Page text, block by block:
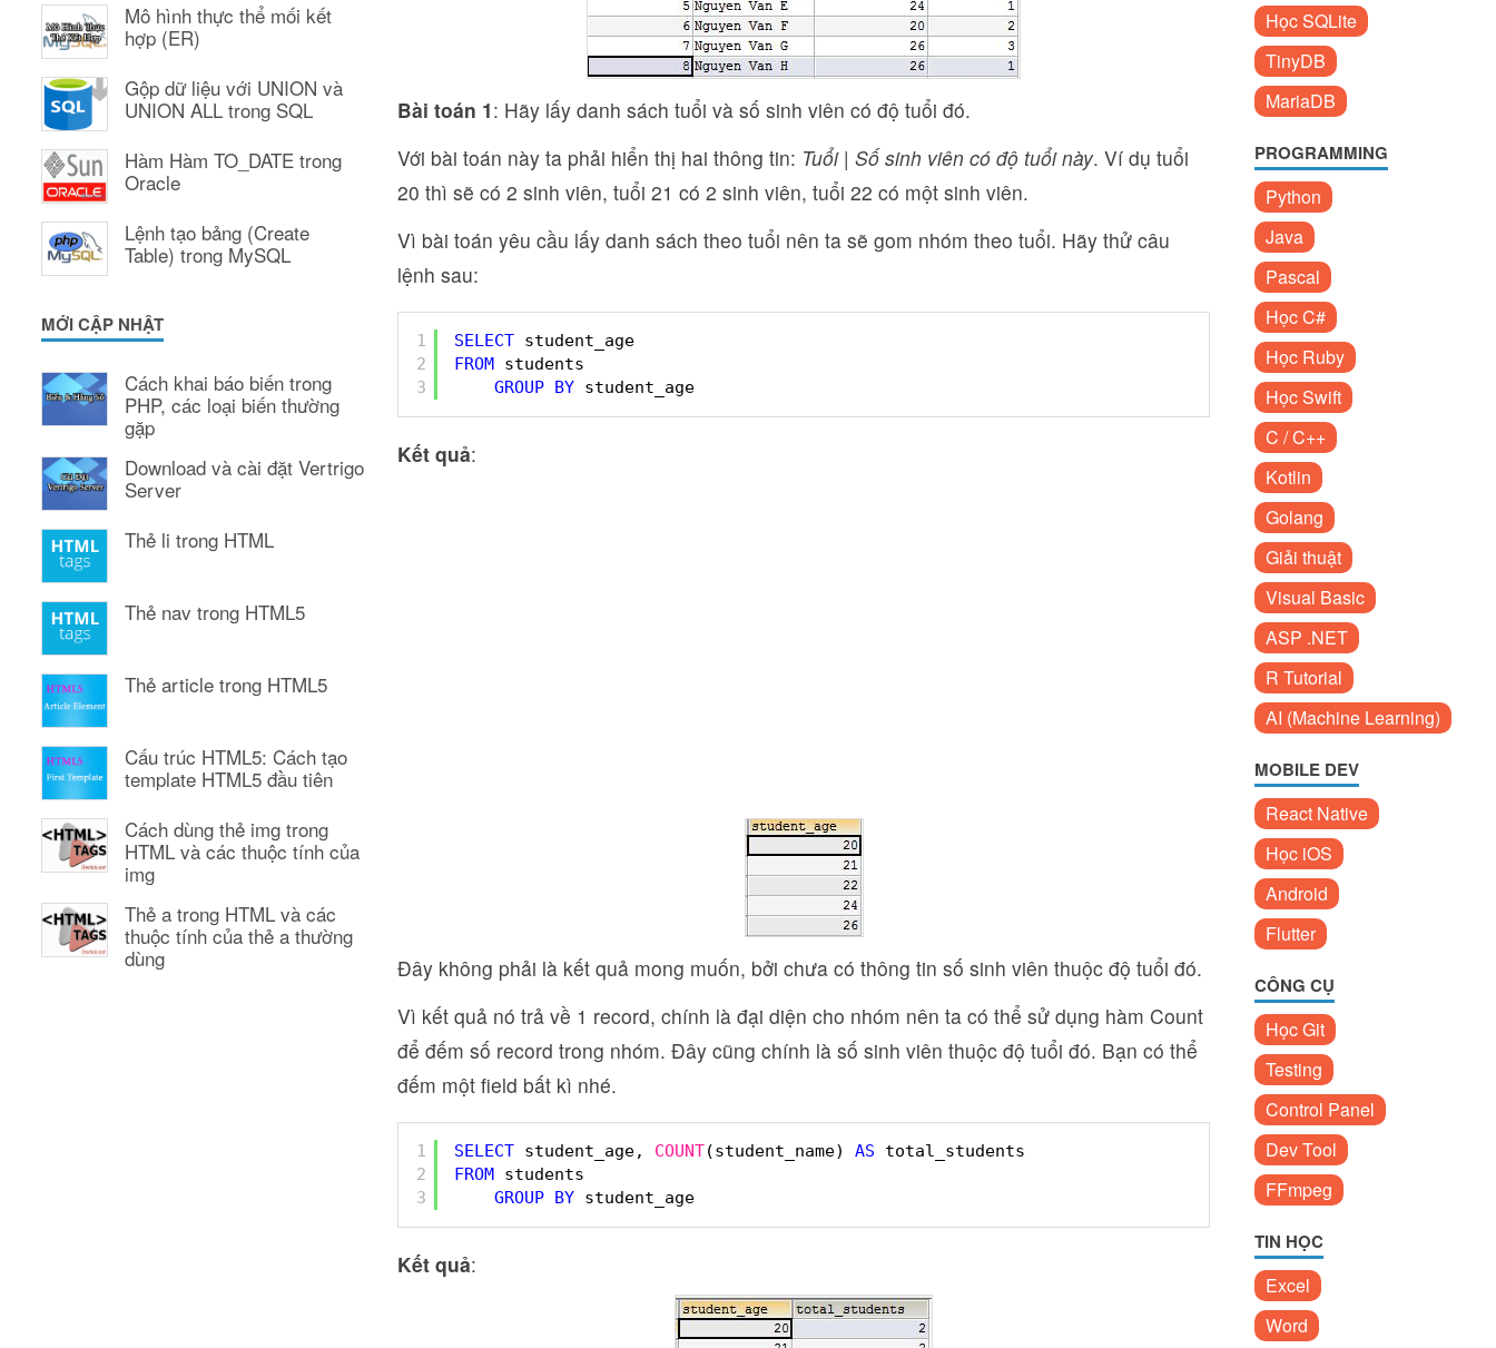
Mô hình thực thể mối kết
hợp (ER)
Gộp dữ liệu với UNION và
UNION ALL trong SQL
Hàm Hàm TO_DATE trong
Oracle
Lệnh tạo bảng (Create
Table) trong MySQL
MỚI CẬP NHẬT
Cách khai báo biến trong
PHP, các loại biến thường
gặp
Download và cài đặt Vertrigo
Server
Thẻ li trong HTML
Thẻ nav trong HTML5
Thẻ article trong HTML5
Cấu trúc HTML5: Cách tạo
template HTML5 đầu tiên
Cách dùng thẻ img trong
HTML và các thuộc tính của
img
Thẻ a trong HTML và các
thuộc tính của thẻ a thường
dùng
Bài toán 1: Hãy lấy danh sách tuổi và số sinh viên có độ tuổi đó.
Với bài toán này ta phải hiển thị hai thông tin: Tuổi | Số sinh viên có độ tuổi này. Ví dụ tuổi
20 thì sẽ có 2 sinh viên, tuổi 21 có 2 sinh viên, tuổi 22 có một sinh viên.
Vì bài toán yêu cầu lấy danh sách theo tuổi nên ta sẽ gom nhóm theo tuổi. Hãy thử câu
lệnh sau:
1
2
3
SELECT student_age
FROM students
GROUP BY student_age
Kết quả:
Đây không phải là kết quả mong muốn, bởi chưa có thông tin số sinh viên thuộc độ tuổi đó.
Vì kết quả nó trả về 1 record, chính là đại diện cho nhóm nên ta có thể sử dụng hàm Count
để đếm số record trong nhóm. Đây cũng chính là số sinh viên thuộc độ tuổi đó. Bạn có thể
đếm một field bất kì nhé.
1
2
3
SELECT student_age, COUNT(student_name) AS
total_students
FROM students
GROUP BY student_age
Kết quả:
Học SQLite
TinyDB
MariaDB
PROGRAMMING
Python
Java
Pascal
Học C#
Học Ruby
Học Swift
C / C++
Kotlin
Golang
Giải thuật
Visual Basic
ASP .NET
R Tutorial
AI (Machine Learning)
MOBILE DEV
React Native
Học iOS
Android
Flutter
CÔNG CỤ
Học Git
Testing
Control Panel
Dev Tool
FFmpeg
TIN HỌC
Excel
Word